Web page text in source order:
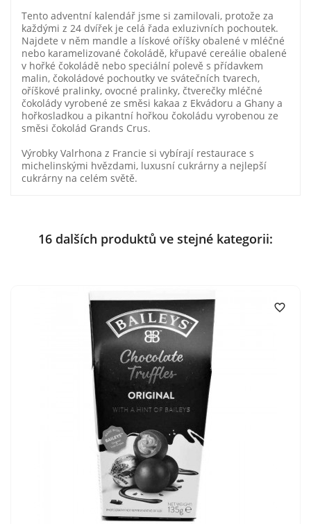
Tento adventní kalendář jsme si zamilovali, protože za
každými z 24 dvířek je celá řada exluzivních pochoutek.
Najdete v něm mandle a lískové oříšky obalené v mléčné
nebo karamelizované čokoládě, křupavé cereálie obalené
v hořké čokoládě nebo speciální polevě s přídavkem
malin, čokoládové pochoutky ve svátečních tvarech,
oříškové pralinky, ovocné pralinky, čtverečky mléčné
čokolády vyrobené ze směsi kakaa z Ekvádoru a Ghany a
hořkosladkou a pikantní hořkou čokoládu vyrobenou ze
směsi čokolád Grands Crus.
Výrobky Valrhona z Francie si vybírají restaurace s
michelinskými hvězdami, luxusní cukrárny a nejlepší
cukrárny na celém světě.
16 dalších produktů ve stejné kategorii:
